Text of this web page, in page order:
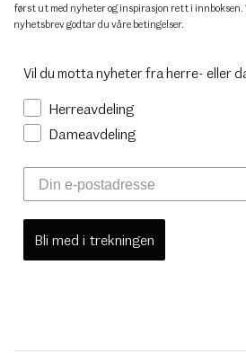
først ut med nyheter og inspirasjon rett i innboksen.
nyhetsbrev godtar du våre betingelser.
Vil du motta nyheter fra herre- eller
Herreavdeling
Dameavdeling
Bli med i trekningen